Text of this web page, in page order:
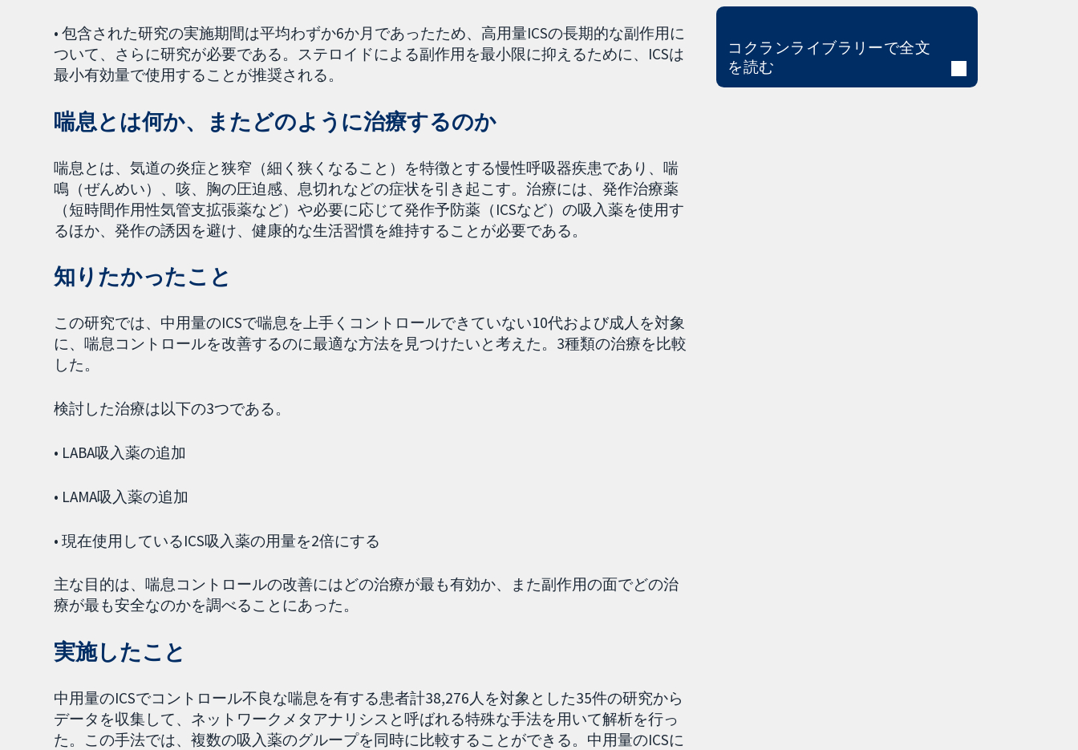
• 包含された研究の実施期間は平均わずか6か月であったため、高用量ICSの長期的な副作用に
ついて、さらに研究が必要である。ステロイドによる副作用を最小限に抑えるために、ICSは
最小有効量で使用することが推奨される。
喘息とは何か、またどのように治療するのか
喘息とは、気道の炎症と狭窄（細く狭くなること）を特徴とする慢性呼吸器疾患であり、喘
鳴（ぜんめい）、咳、胸の圧迫感、息切れなどの症状を引き起こす。治療には、発作治療薬
（短時間作用性気管支拡張薬など）や必要に応じて発作予防薬（ICSなど）の吸入薬を使用す
るほか、発作の誘因を避け、健康的な生活習慣を維持することが必要である。
知りたかったこと
この研究では、中用量のICSで喘息を上手くコントロールできていない10代および成人を対象
に、喘息コントロールを改善するのに最適な方法を見つけたいと考えた。3種類の治療を比較
した。
検討した治療は以下の3つである。
• LABA吸入薬の追加
• LAMA吸入薬の追加
• 現在使用しているICS吸入薬の用量を2倍にする
主な目的は、喘息コントロールの改善にはどの治療が最も有効か、また副作用の面でどの治
療が最も安全なのかを調べることにあった。
実施したこと
中用量のICSでコントロール不良な喘息を有する患者計38,276人を対象とした35件の研究から
データを収集して、ネットワークメタアナリシスと呼ばれる特殊な手法を用いて解析を行っ
た。この手法では、複数の吸入薬のグループを同時に比較することができる。中用量のICSに
コクランライブラリーで全文
を読む